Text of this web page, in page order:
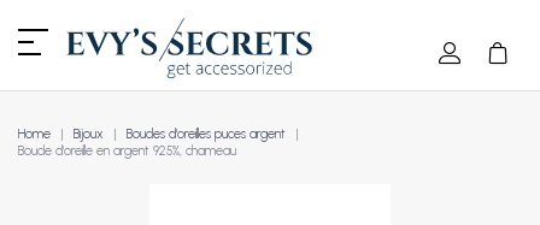
Home Bijoux
Boucles d'oreilles puces argent
Boucle d'oreille en argent 925%, chameau